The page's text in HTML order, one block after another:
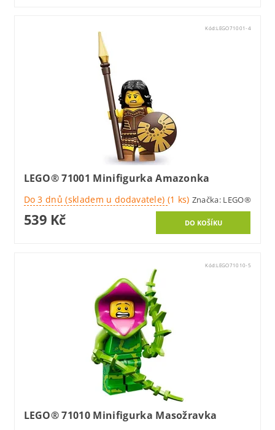
Kód:LEGO71001-4
LEGO® 71001 Minifigurka Amazonka
Do 3 dnů (skladem u dodavatele) (1 ks) Značka: LEGO®
539 Kč
Kód:LEGO71010-5
LEGO® 71010 Minifigurka Masožravka